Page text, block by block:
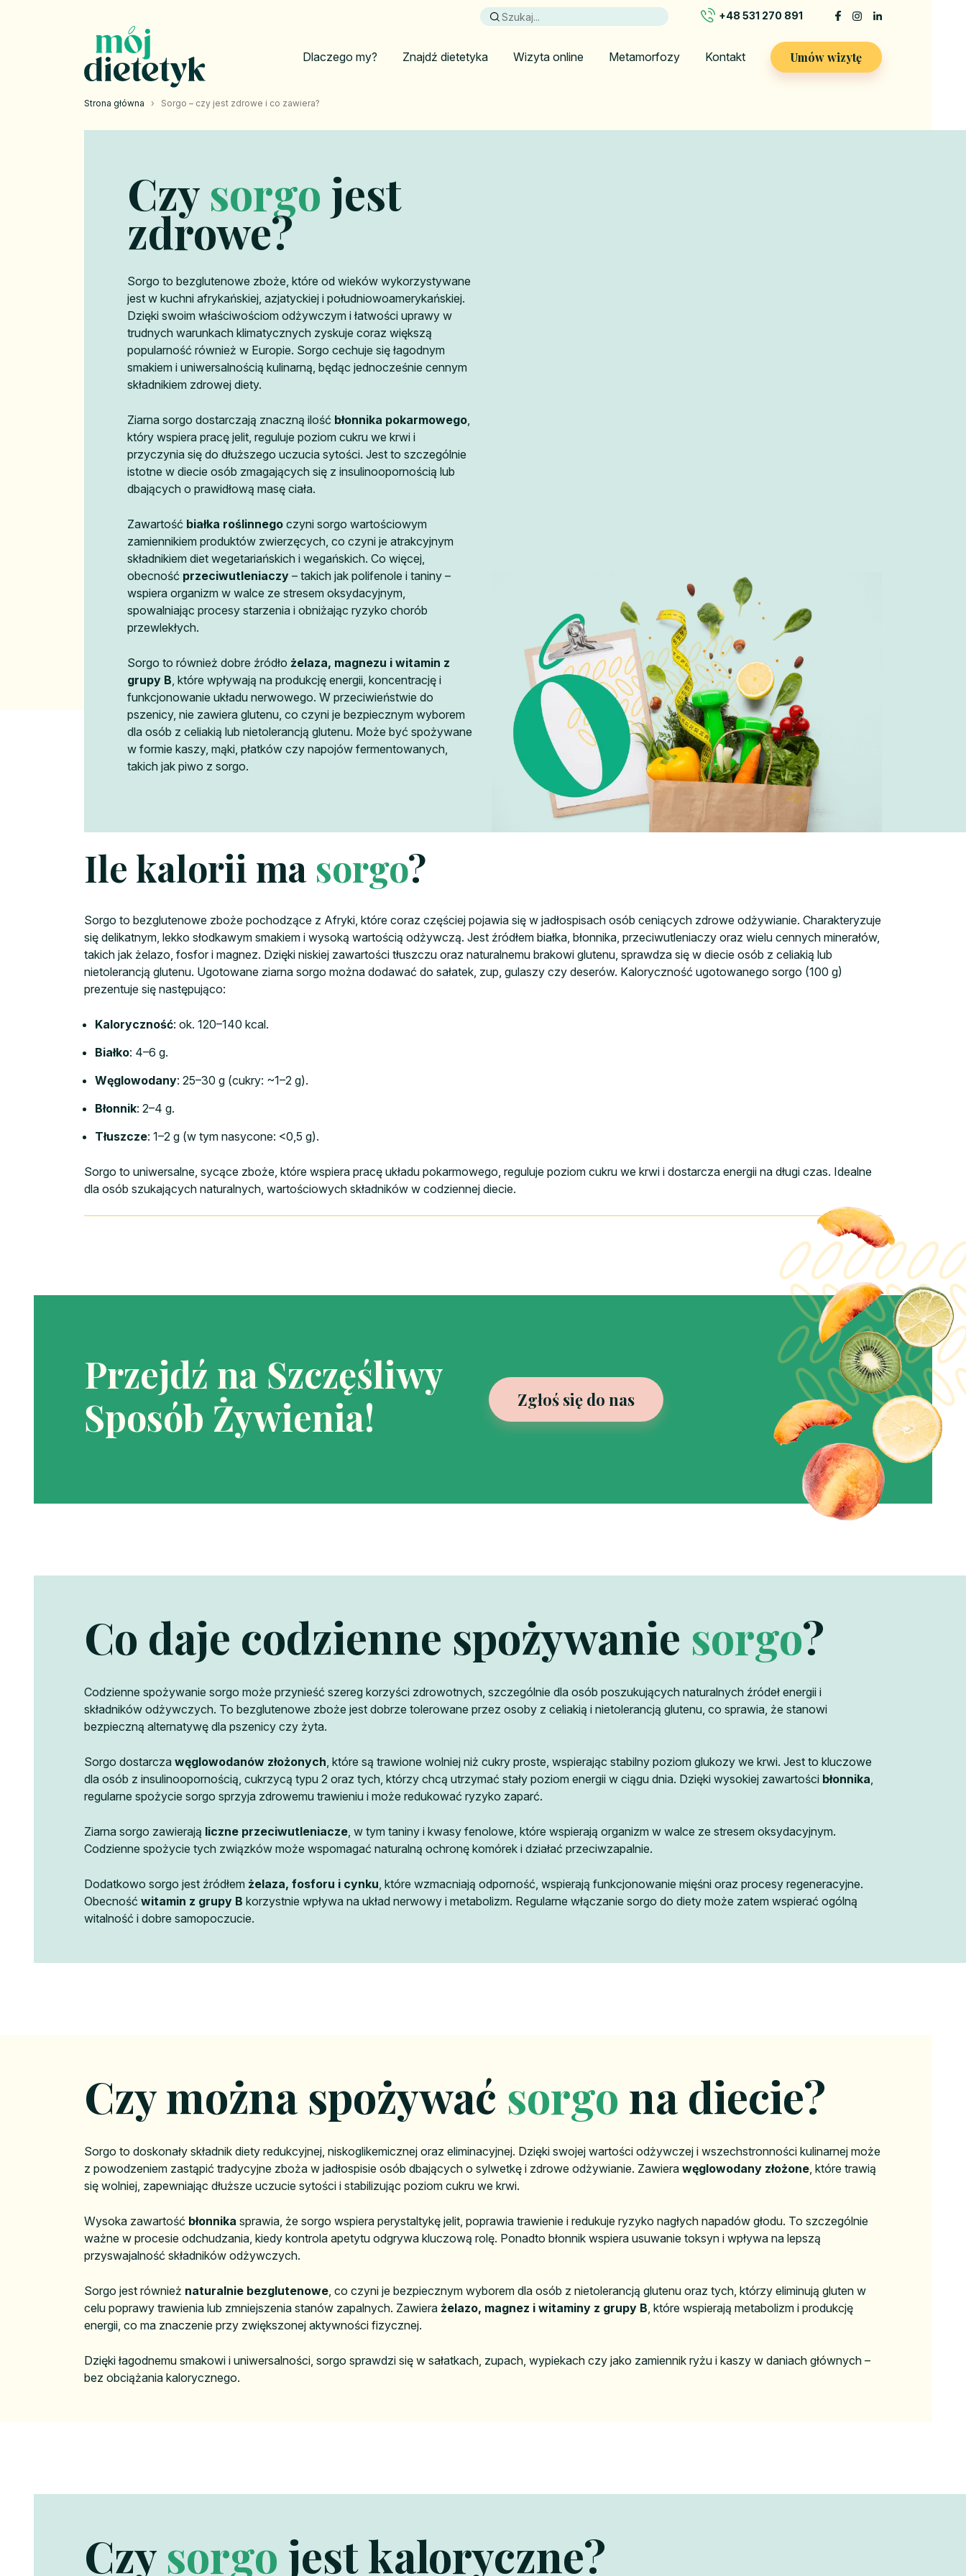
+48 531 270 891
Dlaczego my? Znajdź dietetyka Wizyta online Metamorfozy Kontakt Umów wizytę
Strona główna › Sorgo – czy jest zdrowe i co zawiera?
Czy sorgo jest
zdrowe?
Sorgo to bezglutenowe zboże, które od wieków wykorzystywane
jest w kuchni afrykańskiej, azjatyckiej i południowoamerykańskiej.
Dzięki swoim właściwościom odżywczym i łatwości uprawy w
trudnych warunkach klimatycznych zyskuje coraz większą
popularność również w Europie. Sorgo cechuje się łagodnym
smakiem i uniwersalnością kulinarną, będąc jednocześnie cennym
składnikiem zdrowej diety.
Ziarna sorgo dostarczają znaczną ilość błonnika pokarmowego,
który wspiera pracę jelit, reguluje poziom cukru we krwi i
przyczynia się do dłuższego uczucia sytości. Jest to szczególnie
istotne w diecie osób zmagających się z insulinoopornością lub
dbających o prawidłową masę ciała.
Zawartość białka roślinnego czyni sorgo wartościowym
zamiennikiem produktów zwierzęcych, co czyni je atrakcyjnym
składnikiem diet wegetariańskich i wegańskich. Co więcej,
obecność przeciwutleniaczy – takich jak polifenole i taniny –
wspiera organizm w walce ze stresem oksydacyjnym,
spowalniając procesy starzenia i obniżając ryzyko chorób
przewlekłych.
Sorgo to również dobre źródło żelaza, magnezu i witamin z
grupy B, które wpływają na produkcję energii, koncentrację i
funkcjonowanie układu nerwowego. W przeciwieństwie do
pszenicy, nie zawiera glutenu, co czyni je bezpiecznym wyborem
dla osób z celiakią lub nietolerancją glutenu. Może być spożywane
w formie kaszy, mąki, płatków czy napojów fermentowanych,
takich jak piwo z sorgo.
Ile kalorii ma sorgo?
Sorgo to bezglutenowe zboże pochodzące z Afryki, które coraz częściej pojawia się w jadłospisach osób ceniących zdrowe odżywianie. Charakteryzuje
się delikatnym, lekko słodkawym smakiem i wysoką wartością odżywczą. Jest źródłem białka, błonnika, przeciwutleniaczy oraz wielu cennych minerałów,
takich jak żelazo, fosfor i magnez. Dzięki niskiej zawartości tłuszczu oraz naturalnemu brakowi glutenu, sprawdza się w diecie osób z celiakią lub
nietolerancją glutenu. Ugotowane ziarna sorgo można dodawać do sałatek, zup, gulaszy czy deserów. Kaloryczność ugotowanego sorgo (100 g)
prezentuje się następująco:
Kaloryczność: ok. 120–140 kcal.
Białko: 4–6 g.
Węglowodany: 25–30 g (cukry: ~1–2 g).
Błonnik: 2–4 g.
Tłuszcze: 1–2 g (w tym nasycone: <0,5 g).
Sorgo to uniwersalne, sycące zboże, które wspiera pracę układu pokarmowego, reguluje poziom cukru we krwi i dostarcza energii na długi czas. Idealne
dla osób szukających naturalnych, wartościowych składników w codziennej diecie.
Przejdź na Szczęśliwy
Sposób Żywienia!
Zgłoś się do nas
Co daje codzienne spożywanie sorgo?
Codzienne spożywanie sorgo może przynieść szereg korzyści zdrowotnych, szczególnie dla osób poszukujących naturalnych źródeł energii i
składników odżywczych. To bezglutenowe zboże jest dobrze tolerowane przez osoby z celiakią i nietolerancją glutenu, co sprawia, że stanowi
bezpieczną alternatywę dla pszenicy czy żyta.
Sorgo dostarcza węglowodanów złożonych, które są trawione wolniej niż cukry proste, wspierając stabilny poziom glukozy we krwi. Jest to kluczowe
dla osób z insulinoopornością, cukrzycą typu 2 oraz tych, którzy chcą utrzymać stały poziom energii w ciągu dnia. Dzięki wysokiej zawartości błonnika,
regularne spożycie sorgo sprzyja zdrowemu trawieniu i może redukować ryzyko zaparć.
Ziarna sorgo zawierają liczne przeciwutleniacze, w tym taniny i kwasy fenolowe, które wspierają organizm w walce ze stresem oksydacyjnym.
Codzienne spożycie tych związków może wspomagać naturalną ochronę komórek i działać przeciwzapalnie.
Dodatkowo sorgo jest źródłem żelaza, fosforu i cynku, które wzmacniają odporność, wspierają funkcjonowanie mięśni oraz procesy regeneracyjne.
Obecność witamin z grupy B korzystnie wpływa na układ nerwowy i metabolizm. Regularne włączanie sorgo do diety może zatem wspierać ogólną
witalność i dobre samopoczucie.
Czy można spożywać sorgo na diecie?
Sorgo to doskonały składnik diety redukcyjnej, niskoglikemicznej oraz eliminacyjnej. Dzięki swojej wartości odżywczej i wszechstronności kulinarnej może
z powodzeniem zastąpić tradycyjne zboża w jadłospisie osób dbających o sylwetkę i zdrowe odżywianie. Zawiera węglowodany złożone, które trawią
się wolniej, zapewniając dłuższe uczucie sytości i stabilizując poziom cukru we krwi.
Wysoka zawartość błonnika sprawia, że sorgo wspiera perystaltykę jelit, poprawia trawienie i redukuje ryzyko nagłych napadów głodu. To szczególnie
ważne w procesie odchudzania, kiedy kontrola apetytu odgrywa kluczową rolę. Ponadto błonnik wspiera usuwanie toksyn i wpływa na lepszą
przyswajalność składników odżywczych.
Sorgo jest również naturalnie bezglutenowe, co czyni je bezpiecznym wyborem dla osób z nietolerancją glutenu oraz tych, którzy eliminują gluten w
celu poprawy trawienia lub zmniejszenia stanów zapalnych. Zawiera żelazo, magnez i witaminy z grupy B, które wspierają metabolizm i produkcję
energii, co ma znaczenie przy zwiększonej aktywności fizycznej.
Dzięki łagodnemu smakowi i uniwersalności, sorgo sprawdzi się w sałatkach, zupach, wypiekach czy jako zamiennik ryżu i kaszy w daniach głównych –
bez obciążania kalorycznego.
Czy sorgo jest kaloryczne?